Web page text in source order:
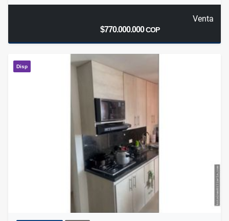
Venta
$770.000.000COP
Disp